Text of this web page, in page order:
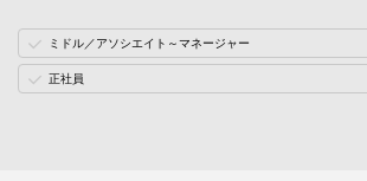
ミドル／アソシエイト～マネージャー
正社員